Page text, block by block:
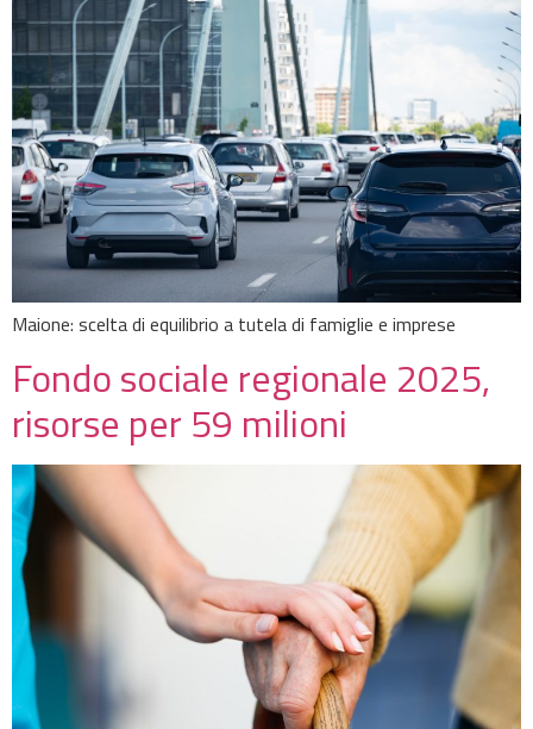
Maione: scelta di equilibrio a tutela di famiglie e imprese
Fondo sociale regionale 2025,
risorse per 59 milioni